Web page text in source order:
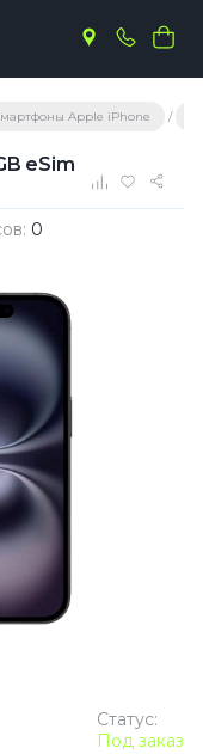
Apple iPhone
eSim
0
Статус:
Под заказ